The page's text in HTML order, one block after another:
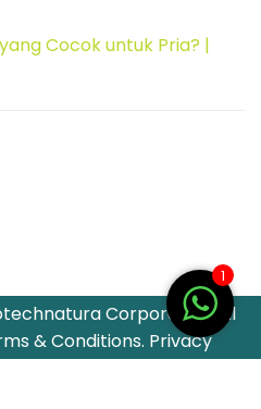
Cocok untuk Pria? |
Corporation All
& Conditions. Privacy
1